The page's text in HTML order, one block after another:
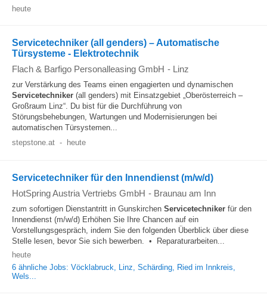
heute
Servicetechniker (all genders) – Automatische
Türsysteme - Elektrotechnik
Flach & Barfigo Personalleasing GmbH - Linz
zur Verstärkung des Teams einen engagierten und dynamischen
Servicetechniker (all genders) mit Einsatzgebiet „Oberösterreich –
Großraum Linz“. Du bist für die Durchführung von
Störungsbehebungen, Wartungen und Modernisierungen bei
automatischen Türsystemen...
stepstone.at - heute
Servicetechniker für den Innendienst (m/w/d)
HotSpring Austria Vertriebs GmbH - Braunau am Inn
zum sofortigen Dienstantritt in Gunskirchen Servicetechniker für den
Innendienst (m/w/d) Erhöhen Sie Ihre Chancen auf ein
Vorstellungsgespräch, indem Sie den folgenden Überblick über diese
Stelle lesen, bevor Sie sich bewerben. • Reparaturarbeiten...
heute
6 ähnliche Jobs: Vöcklabruck, Linz, Schärding, Ried im Innkreis,
Wels...